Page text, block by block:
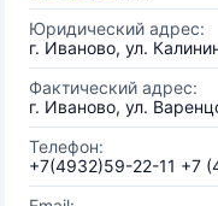
Юридический адрес:
г. Иваново, ул.
Фактический адрес:
г. Иваново, ул.
Телефон:
+7(4932)59-22-11 +7